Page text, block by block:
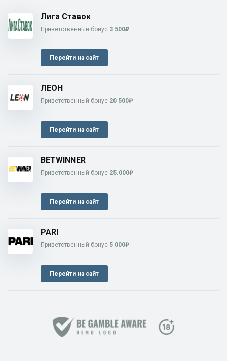
Лига Ставок
Приветственный бонус 3 500₽
Перейти на сайт
ЛЕОН
Приветственный бонус 20 500₽
Перейти на сайт
BETWINNER
Приветственный бонус 25.000₽
Перейти на сайт
PARI
Приветственный бонус 5 000₽
Перейти на сайт